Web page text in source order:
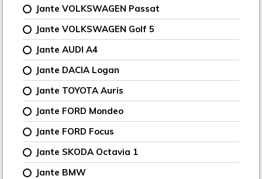
Jante VOLKSWAGEN Passat
Jante VOLKSWAGEN Golf 5
Jante AUDI A4
Jante DACIA Logan
Jante TOYOTA Auris
Jante FORD Mondeo
Jante FORD Focus
Jante SKODA Octavia 1
Jante BMW